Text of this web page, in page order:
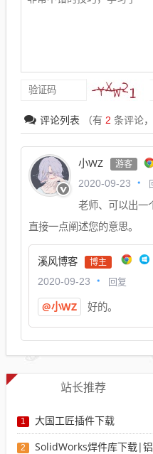
评论列表 （有 2 条评论，
小WZ 游客
2020-09-23
老师、可以出一
直接一点阐述您的意思。
溪风博客 博主
2020-09-23 回复
@小WZ 好的。
站长推荐
1 大国工匠插件下载
2 SolidWorks焊件库下载|铝型